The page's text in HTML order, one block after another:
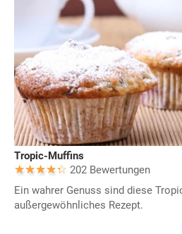
Tropic-Muffins
202 Bewertungen
Ein wahrer Genuss sind diese
außergewöhnliches Rezept.